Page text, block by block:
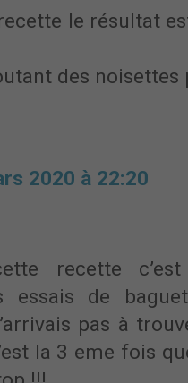
le résultat
des noisettes
2020 à 22:20
recette
essais de
pas à
la 3 eme fois